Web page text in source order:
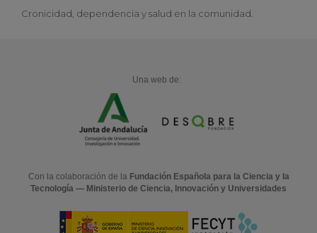
Cronicidad, dependencia y salud en la comunidad.
Una web de:
Con la colaboración de la Fundación Española para la Ciencia y la
Tecnología — Ministerio de Ciencia, Innovación y Universidades